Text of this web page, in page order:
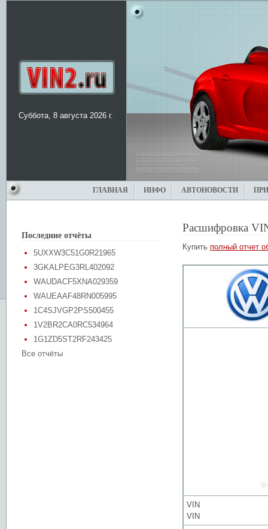
Суббота, 8 августа 2026 г.
ГЛАВНАЯ ИНФО АВТОНОВОСТИ
Последние отчёты
5UXXW3C51G0R21965
3GKALPEG3RL402092
WAUDACF5XNA029359
WAUEAAF48RN005995
1C4SJVGP2PS500455
1V2BR2CA0RC534964
1G1ZD5ST2RF243425
Все отчёты
Расшифровка
Купить полный отчет
VIN
VIN